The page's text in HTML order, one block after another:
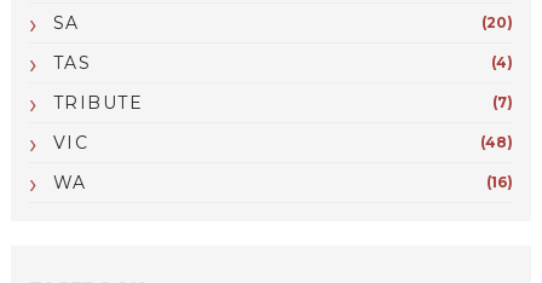
SA (20)
TAS (4)
TRIBUTE (7)
VIC (48)
WA (16)